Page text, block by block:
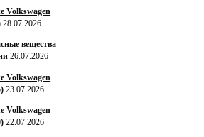
Volkswagen
28.07.2026
вещества
26.07.2026
Volkswagen
23.07.2026
Volkswagen
22.07.2026